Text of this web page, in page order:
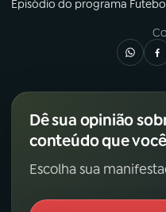
Episódio do programa
Dê sua opinião
conteúdo que
Escolha sua